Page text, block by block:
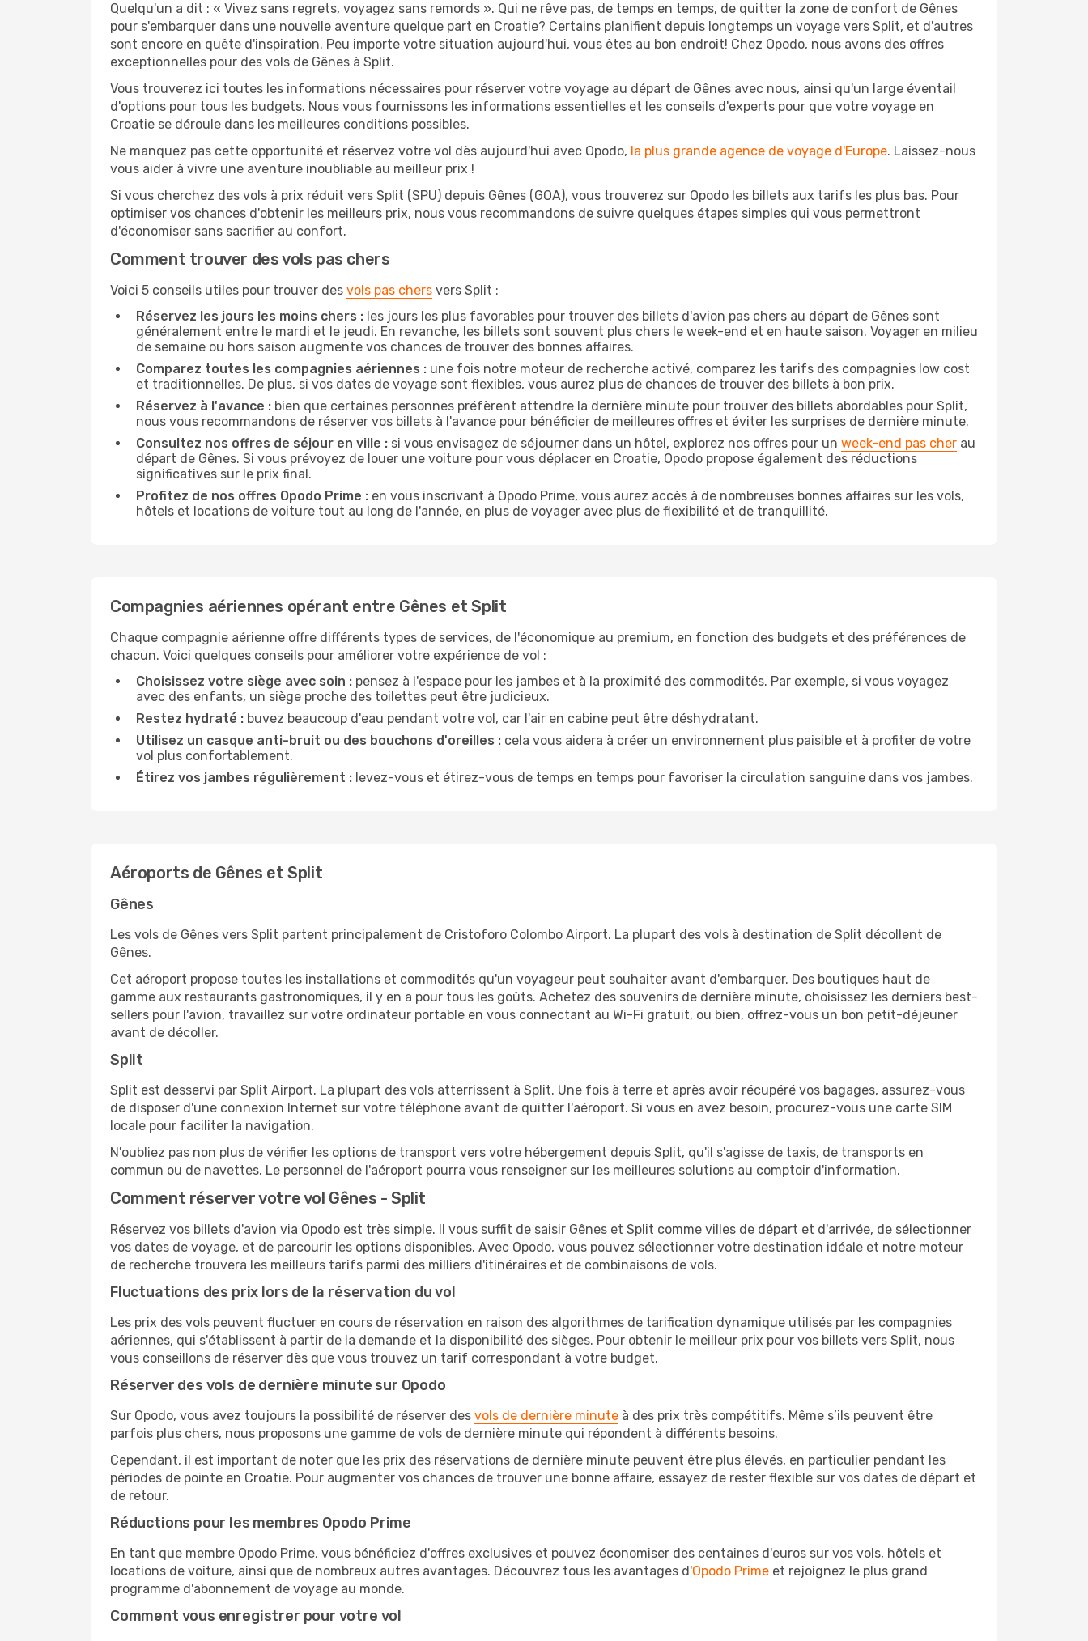
Quelqu'un a dit : « Vivez sans regrets, voyagez sans remords ». Qui ne rêve pas, de temps en temps, de quitter la zone de confort de Gênes
pour s'embarquer dans une nouvelle aventure quelque part en Croatie? Certains planifient depuis longtemps un voyage vers Split, et d'autres
sont encore en quête d'inspiration. Peu importe votre situation aujourd'hui, vous êtes au bon endroit! Chez Opodo, nous avons des offres
exceptionnelles pour des vols de Gênes à Split.
Vous trouverez ici toutes les informations nécessaires pour réserver votre voyage au départ de Gênes avec nous, ainsi qu'un large éventail
d'options pour tous les budgets. Nous vous fournissons les informations essentielles et les conseils d'experts pour que votre voyage en
Croatie se déroule dans les meilleures conditions possibles.
Ne manquez pas cette opportunité et réservez votre vol dès aujourd'hui avec Opodo, la plus grande agence de voyage d'Europe. Laissez-nous
vous aider à vivre une aventure inoubliable au meilleur prix !
Si vous cherchez des vols à prix réduit vers Split (SPU) depuis Gênes (GOA), vous trouverez sur Opodo les billets aux tarifs les plus bas. Pour
optimiser vos chances d'obtenir les meilleurs prix, nous vous recommandons de suivre quelques étapes simples qui vous permettront
d'économiser sans sacrifier au confort.
Comment trouver des vols pas chers
Voici 5 conseils utiles pour trouver des vols pas chers vers Split :
Réservez les jours les moins chers : les jours les plus favorables pour trouver des billets d'avion pas chers au départ de Gênes sont
généralement entre le mardi et le jeudi. En revanche, les billets sont souvent plus chers le week-end et en haute saison. Voyager en milieu
de semaine ou hors saison augmente vos chances de trouver des bonnes affaires.
Comparez toutes les compagnies aériennes : une fois notre moteur de recherche activé, comparez les tarifs des compagnies low cost
et traditionnelles. De plus, si vos dates de voyage sont flexibles, vous aurez plus de chances de trouver des billets à bon prix.
Réservez à l'avance : bien que certaines personnes préfèrent attendre la dernière minute pour trouver des billets abordables pour Split,
nous vous recommandons de réserver vos billets à l'avance pour bénéficier de meilleures offres et éviter les surprises de dernière minute.
Consultez nos offres de séjour en ville : si vous envisagez de séjourner dans un hôtel, explorez nos offres pour un week-end pas cher au
départ de Gênes. Si vous prévoyez de louer une voiture pour vous déplacer en Croatie, Opodo propose également des réductions
significatives sur le prix final.
Profitez de nos offres Opodo Prime : en vous inscrivant à Opodo Prime, vous aurez accès à de nombreuses bonnes affaires sur les vols,
hôtels et locations de voiture tout au long de l'année, en plus de voyager avec plus de flexibilité et de tranquillité.
Compagnies aériennes opérant entre Gênes et Split
Chaque compagnie aérienne offre différents types de services, de l'économique au premium, en fonction des budgets et des préférences de
chacun. Voici quelques conseils pour améliorer votre expérience de vol :
Choisissez votre siège avec soin : pensez à l'espace pour les jambes et à la proximité des commodités. Par exemple, si vous voyagez
avec des enfants, un siège proche des toilettes peut être judicieux.
Restez hydraté : buvez beaucoup d'eau pendant votre vol, car l'air en cabine peut être déshydratant.
Utilisez un casque anti-bruit ou des bouchons d'oreilles : cela vous aidera à créer un environnement plus paisible et à profiter de votre
vol plus confortablement.
Étirez vos jambes régulièrement : levez-vous et étirez-vous de temps en temps pour favoriser la circulation sanguine dans vos jambes.
Aéroports de Gênes et Split
Gênes
Les vols de Gênes vers Split partent principalement de Cristoforo Colombo Airport. La plupart des vols à destination de Split décollent de
Gênes.
Cet aéroport propose toutes les installations et commodités qu'un voyageur peut souhaiter avant d'embarquer. Des boutiques haut de
gamme aux restaurants gastronomiques, il y en a pour tous les goûts. Achetez des souvenirs de dernière minute, choisissez les derniers best-
sellers pour l'avion, travaillez sur votre ordinateur portable en vous connectant au Wi-Fi gratuit, ou bien, offrez-vous un bon petit-déjeuner
avant de décoller.
Split
Split est desservi par Split Airport. La plupart des vols atterrissent à Split. Une fois à terre et après avoir récupéré vos bagages, assurez-vous
de disposer d'une connexion Internet sur votre téléphone avant de quitter l'aéroport. Si vous en avez besoin, procurez-vous une carte SIM
locale pour faciliter la navigation.
N'oubliez pas non plus de vérifier les options de transport vers votre hébergement depuis Split, qu'il s'agisse de taxis, de transports en
commun ou de navettes. Le personnel de l'aéroport pourra vous renseigner sur les meilleures solutions au comptoir d'information.
Comment réserver votre vol Gênes - Split
Réservez vos billets d'avion via Opodo est très simple. Il vous suffit de saisir Gênes et Split comme villes de départ et d'arrivée, de sélectionner
vos dates de voyage, et de parcourir les options disponibles. Avec Opodo, vous pouvez sélectionner votre destination idéale et notre moteur
de recherche trouvera les meilleurs tarifs parmi des milliers d'itinéraires et de combinaisons de vols.
Fluctuations des prix lors de la réservation du vol
Les prix des vols peuvent fluctuer en cours de réservation en raison des algorithmes de tarification dynamique utilisés par les compagnies
aériennes, qui s'établissent à partir de la demande et la disponibilité des sièges. Pour obtenir le meilleur prix pour vos billets vers Split, nous
vous conseillons de réserver dès que vous trouvez un tarif correspondant à votre budget.
Réserver des vols de dernière minute sur Opodo
Sur Opodo, vous avez toujours la possibilité de réserver des vols de dernière minute à des prix très compétitifs. Même s’ils peuvent être
parfois plus chers, nous proposons une gamme de vols de dernière minute qui répondent à différents besoins.
Cependant, il est important de noter que les prix des réservations de dernière minute peuvent être plus élevés, en particulier pendant les
périodes de pointe en Croatie. Pour augmenter vos chances de trouver une bonne affaire, essayez de rester flexible sur vos dates de départ et
de retour.
Réductions pour les membres Opodo Prime
En tant que membre Opodo Prime, vous bénéficiez d'offres exclusives et pouvez économiser des centaines d'euros sur vos vols, hôtels et
locations de voiture, ainsi que de nombreux autres avantages. Découvrez tous les avantages d'Opodo Prime et rejoignez le plus grand
programme d'abonnement de voyage au monde.
Comment vous enregistrer pour votre vol